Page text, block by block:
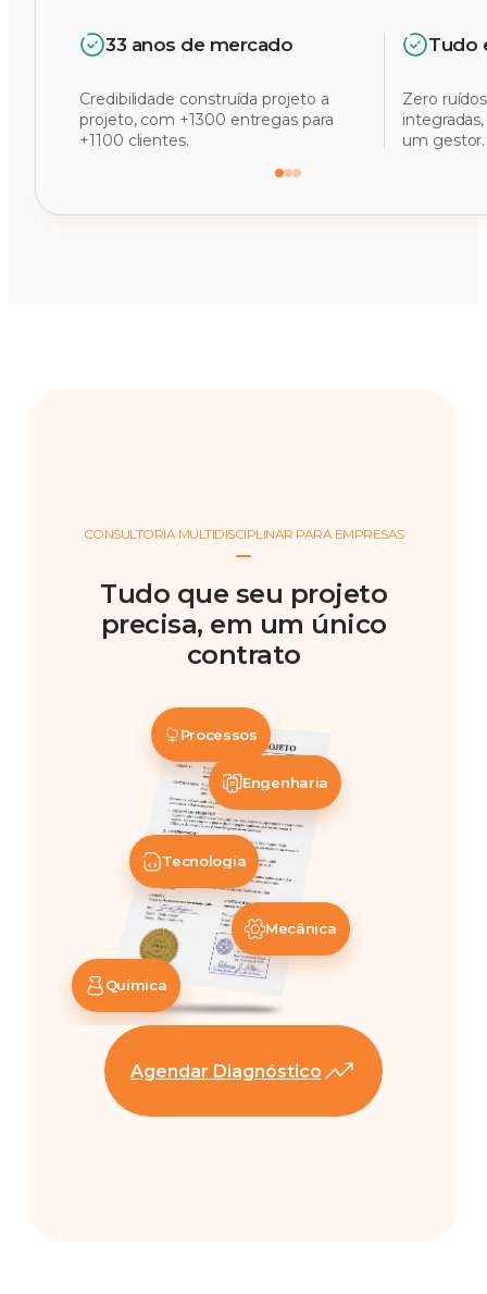
33 anos de mercado
Credibilidade construída projeto a
projeto, com +1300 entregas para
+1100 clientes.
Tudo
Zero
um gestor.
CONSULTORIA MULTIDISCIPLINAR PARA EMPRESAS
Tudo que seu projeto
precisa, em um único
contrato
Agendar Diagnóstico
Mecânica
Tecnologia
Processos
Engenharia
Química